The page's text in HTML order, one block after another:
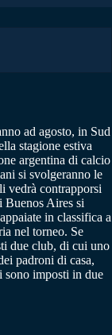
ad agosto, in Sud
stagione estiva
argentina di calcio
si svolgeranno le
vedrà contrapporsi
Buenos Aires si
in classifica a
nel torneo. Se
due club, di cui uno
padroni di casa,
sono imposti in due